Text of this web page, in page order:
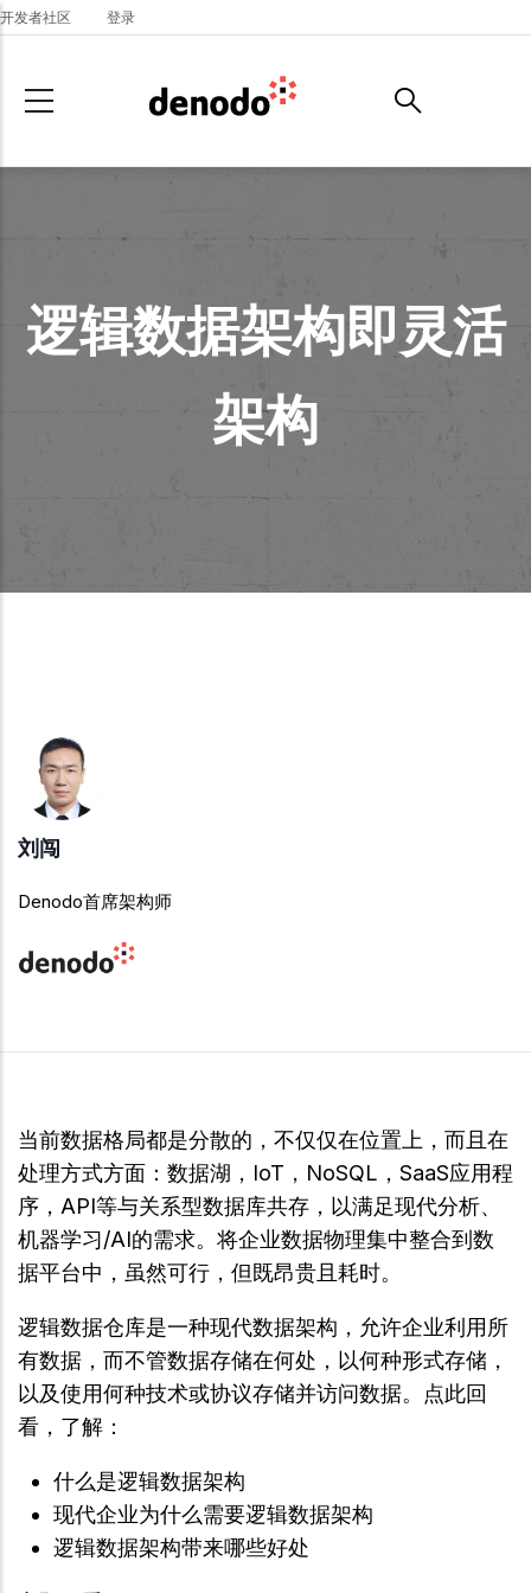
Skip to main content
开发者社区 登录
逻辑数据架构即灵活
架构
刘闯
Denodo首席架构师
当前数据格局都是分散的，不仅仅在位置上，而且在
处理方式方面：数据湖，IoT，NoSQL，SaaS应用程
序，API等与关系型数据库共存，以满足现代分析、
机器学习/AI的需求。将企业数据物理集中整合到数
据平台中，虽然可行，但既昂贵且耗时。
逻辑数据仓库是一种现代数据架构，允许企业利用所
有数据，而不管数据存储在何处，以何种形式存储，
以及使用何种技术或协议存储并访问数据。点此回
看，了解：
什么是逻辑数据架构
现代企业为什么需要逻辑数据架构
逻辑数据架构带来哪些好处